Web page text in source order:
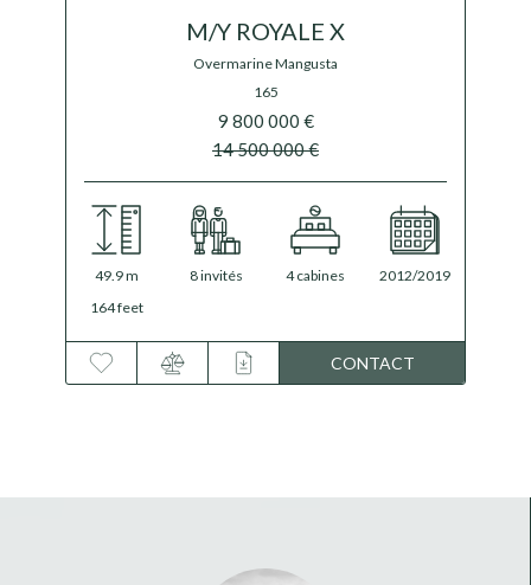
M/Y ROYALE X
Overmarine Mangusta
165
9 800 000 €
14 500 000 €
49.9 m
164 feet
8 invités 4 cabines 2012/2019
CONTACT